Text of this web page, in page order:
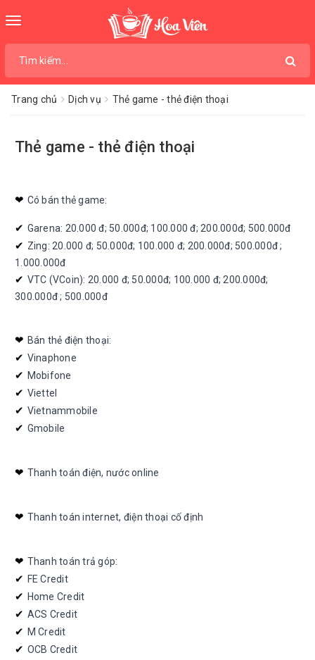
Toggle
Trang chủ Dịch vụ Thẻ game - thẻ điện thoại
Thẻ game - thẻ điện thoại
❤︎ Có bán thẻ game:
✔︎ Garena: 20.000 đ; 50.000đ; 100.000 đ; 200.000đ; 500.000đ
✔︎ Zing: 20.000 đ; 50.000đ; 100.000 đ; 200.000đ; 500.000đ ;
1.000.000đ
✔︎ VTC (VCoin): 20.000 đ; 50.000đ; 100.000 đ; 200.000đ;
300.000đ ; 500.000đ
❤︎ Bán thẻ điện thoại:
✔︎ Vinaphone
✔︎ Mobifone
✔︎ Viettel
✔︎ Vietnammobile
✔︎ Gmobile
❤︎ Thanh toán điện, nước online
❤︎ Thanh toán internet, điện thoại cố định
❤︎ Thanh toán trả góp:
✔︎ FE Credit
✔︎ Home Credit
✔︎ ACS Credit
✔︎ M Credit
✔︎ OCB Credit